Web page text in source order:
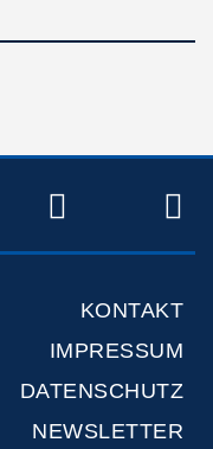
KONTAKT
IMPRESSUM
DATENSCHUTZ
NEWSLETTER